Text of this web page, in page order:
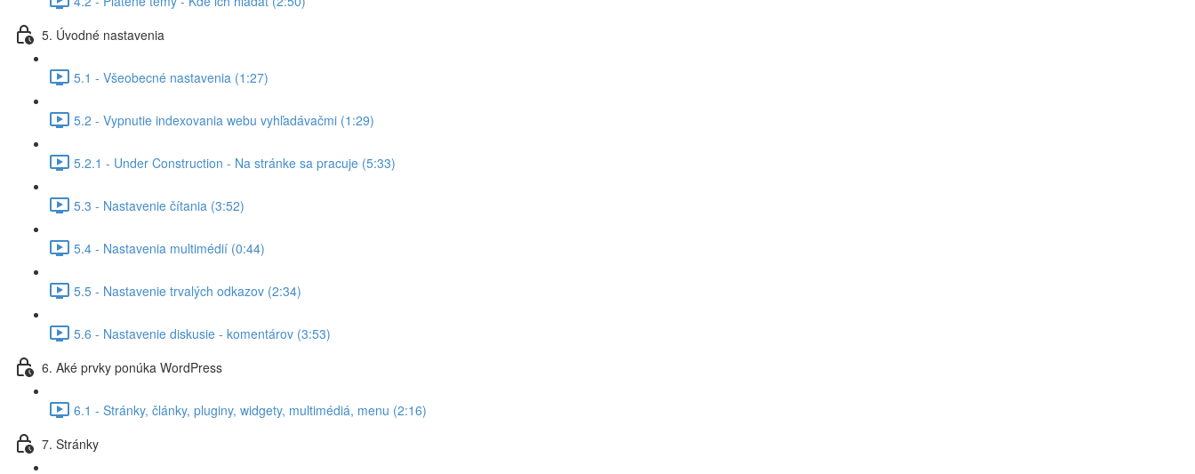
5. Úvodné nastavenia
5.1 - Všeobecné nastavenia (1:27)
5.2 - Vypnutie indexovania webu vyhľadávačmi (1:29)
5.2.1 - Under Construction - Na stránke sa pracuje (5:33)
5.3 - Nastavenie čítania (3:52)
5.4 - Nastavenia multimédií (0:44)
5.5 - Nastavenie trvalých odkazov (2:34)
5.6 - Nastavenie diskusie - komentárov (3:53)
6. Aké prvky ponúka WordPress
6.1 - Stránky, články, pluginy, widgety, multimédiá, menu (2:16)
7. Stránky